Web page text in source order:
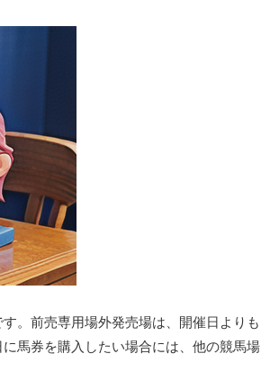
。前売専用場外発売場は、開催日よりも
馬券を購入したい場合には、他の競馬場